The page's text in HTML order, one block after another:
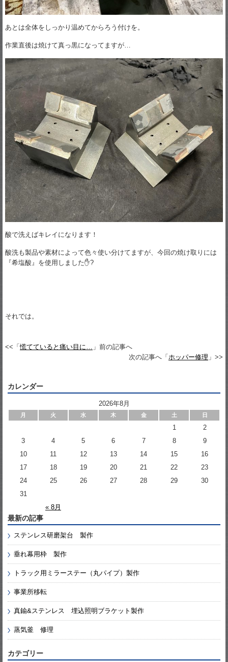
あとは全体をしっかり温めてからろう付けを。
作業直後は焼けて真っ黒になってますが…
酸で洗えばキレイになります！
酸洗も製品や素材によって色々使い分けてますが、今回の焼け取りには
『希塩酸』を使用しました✋?
それでは。
<<「慌てていると痛い目に…
」前の記事へ
次の記事へ「ホッパー修理 」>>
カレンダー
2026年8月
月 火 水 木 金 土 日
« 8月
1
2
3
4 5 6 7 8
9
10
11 12 13 14 15
16
17
18 19 20 21 22
23
24
25 26 27 28 29
30
31
最新の記事
ステンレス研磨架台 製作
垂れ幕用枠 製作
トラック用ミラーステー（丸パイプ）製作
事業所移転
真鍮&ステンレス 埋込照明ブラケット製作
蒸気釜 修理
カテゴリー